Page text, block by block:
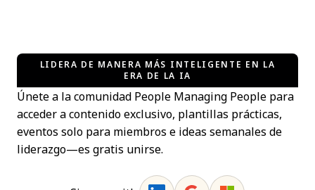
LIDERA DE MANERA MÁS INTELIGENTE EN LA
ERA DE LA IA
Únete a la comunidad People Managing People para
acceder a contenido exclusivo, plantillas prácticas,
eventos solo para miembros e ideas semanales de
liderazgo—es gratis unirse.